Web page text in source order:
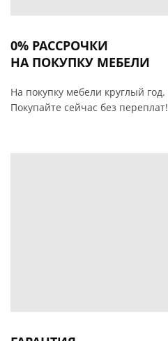
0% РАССРОЧКИ
НА ПОКУПКУ МЕБЕЛИ
На покупку мебели круглый год.
Покупайте сейчас без переплат!